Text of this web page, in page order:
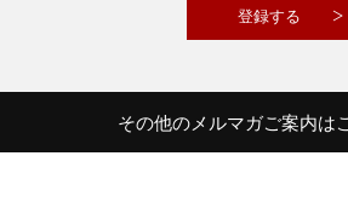
その他のメルマガご案内は